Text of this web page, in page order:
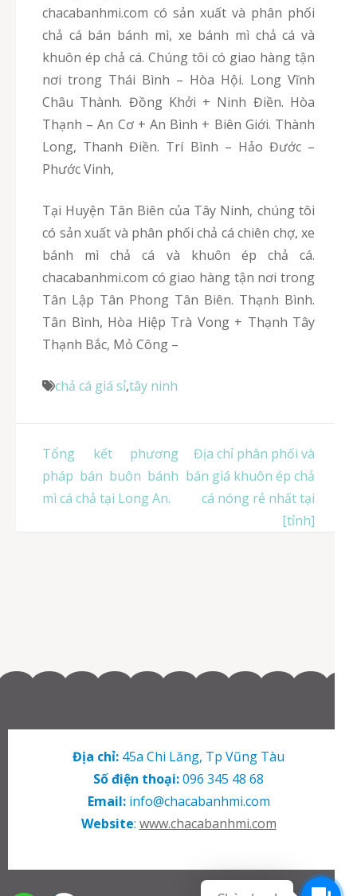
chacabanhmi.com có sản xuất và phân phối
chả cá bán bánh mì, xe bánh mì chả cá và
khuôn ép chả cá. Chúng tôi có giao hàng tận
nơi trong Thái Bình – Hòa Hội. Long Vĩnh
Châu Thành. Đồng Khởi + Ninh Điền. Hòa
Thạnh – An Cơ + An Bình + Biên Giới. Thành
Long, Thanh Điền. Trí Bình – Hảo Đước –
Phước Vinh,
Tại Huyện Tân Biên của Tây Ninh, chúng tôi
có sản xuất và phân phối chả cá chiên chợ, xe
bánh mì chả cá và khuôn ép chả cá.
chacabanhmi.com có giao hàng tận nơi trong
Tân Lập Tân Phong Tân Biên. Thạnh Bình.
Tân Bình, Hòa Hiệp Trà Vong + Thạnh Tây
Thạnh Bắc, Mỏ Công –
chả cá giá sỉ,tây ninh
Điều
hướng
bài
Tổng kết phương
pháp bán buôn bánh
mì cá chả tại Long An.
Địa chỉ phân phối và
bán giá khuôn ép chả
cá nóng rẻ nhất tại
[tỉnh]
Địa chỉ: 45a Chi Lăng, Tp Vũng Tàu
Số điện thoại:096 345 48 68
Email:info@chacabanhmi.com
Website: www.chacabanhmi.com